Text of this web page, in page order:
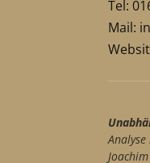
Tel:
Mail: